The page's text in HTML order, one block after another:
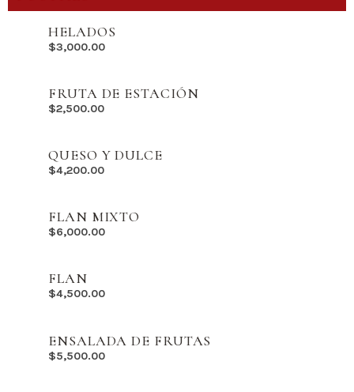
HELADOS
$3,000.00
FRUTA DE ESTACIÓN
$2,500.00
QUESO Y DULCE
$4,200.00
FLAN MIXTO
$6,000.00
FLAN
$4,500.00
ENSALADA DE FRUTAS
$5,500.00